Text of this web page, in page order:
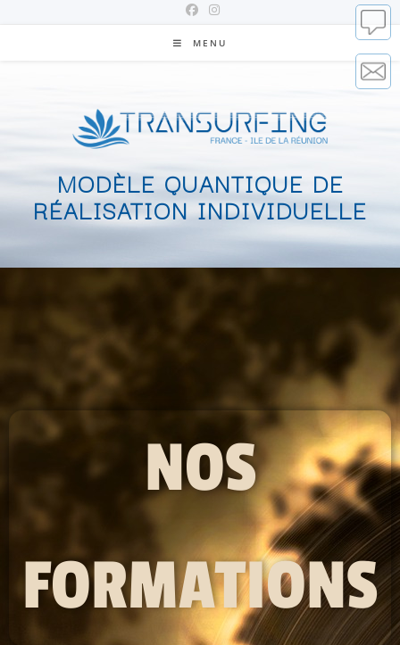
MENU
MODÈLE QUANTIQUE DE
RÉALISATION INDIVIDUELLE
NOS
FORMATIONS